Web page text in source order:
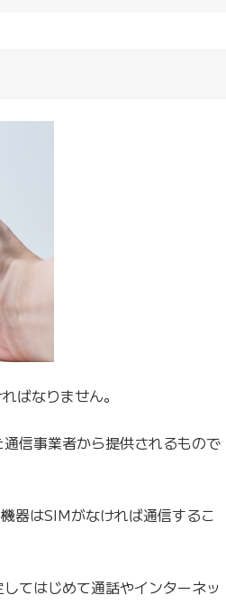
ばなりません。
信事業者から提供されるもので
器はSIMがなければ通信するこ
てはじめて通話やインターネッ